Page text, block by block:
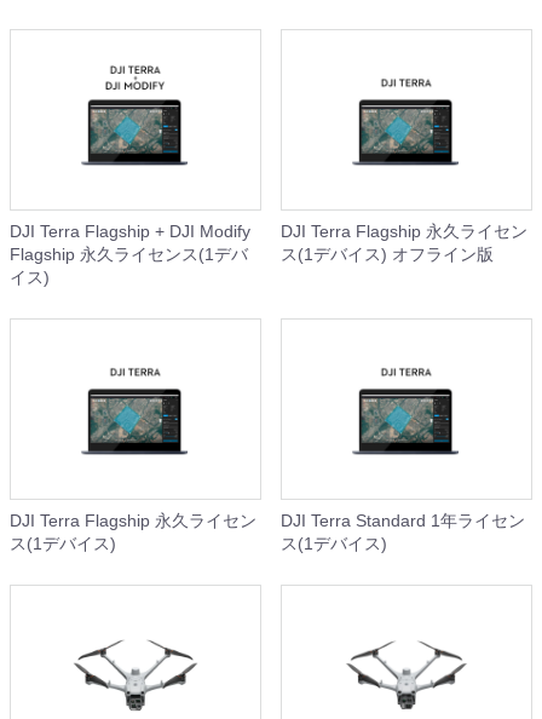
DJI Terra Flagship + DJI Modify
Flagship 永久ライセンス(1デバ
イス)
DJI Terra Flagship 永久ライセン
ス(1デバイス) オフライン版
DJI Terra Flagship 永久ライセン
ス(1デバイス)
DJI Terra Standard 1年ライセン
ス(1デバイス)